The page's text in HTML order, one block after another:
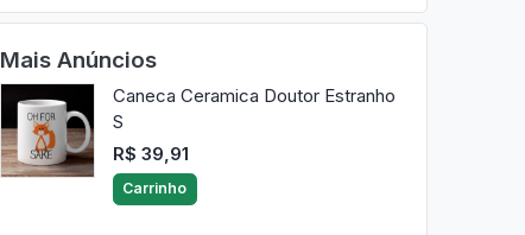
Mais Anúncios
Caneca Ceramica Doutor Estranho
S
R$ 39,91
Carrinho